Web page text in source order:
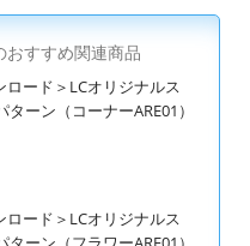
おすすめ関連商品
ロード＞LCオリジナルス
ーン（コーナーARE01）
ロード＞LCオリジナルス